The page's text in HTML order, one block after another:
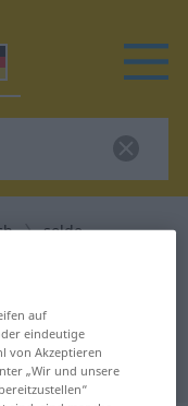
solde
auf
eindeutige
von Akzeptieren
„Wir und unsere